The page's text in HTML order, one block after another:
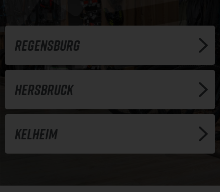
Regensburg
Hersbruck
Kelheim